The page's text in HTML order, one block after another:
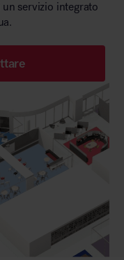
servizio integrato